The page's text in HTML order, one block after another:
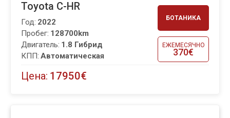
БОТАНИКА
ЕЖЕМЕСЯЧНО
370€
Toyota C-HR
Пробег: 128700km
Год: 2022
Двигатель: 1.8 Гибрид
КПП: Автоматическая
Цена: 17950€